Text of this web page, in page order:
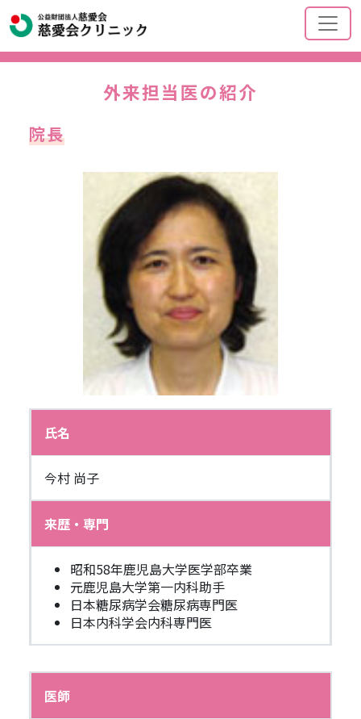
外来担当医の紹介
院長
氏名
今村 尚子
来歴・専門
昭和58年鹿児島大学医学部卒業
元鹿児島大学第一内科助手
日本糖尿病学会糖尿病専門医
日本内科学会内科専門医
医師